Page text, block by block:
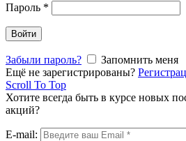
Пароль *
Войти
Забыли пароль?
Запомнить меня
Ещё не зарегистрированы?
Scroll To Top
Хотите всегда быть в курсе новых
акций?
E-mail: